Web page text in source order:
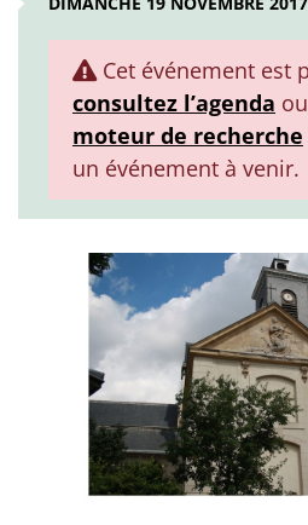
Cet événement est
consultez l’agenda ou
moteur de recherche
un événement à venir.